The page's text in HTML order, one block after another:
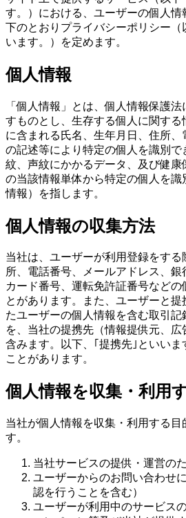
す。）における、ユーザーの個人情
下のとおりプライバシーポリシー
います。）を定めます。
個人情報
「個人情報」とは、個人情報保護
すものとし、生存する個人に関する
に含まれる氏名、生年月日、住所
の記述等により特定の個人を識別
紋、声紋にかかるデータ、及び健
の当該情報単体から特定の個人を識
情報）を指します。
個人情報の収集方法
当社は、ユーザーが利用登録をす
所、電話番号、メールアドレス、銀
カード番号、運転免許証番号などの
とがあります。また、ユーザーと
たユーザーの個人情報を含む取引記
を、当社の提携先（情報提供元、
含みます。以下、｢提携先｣といい
ことがあります。
個人情報を収集・利用
当社が個人情報を収集・利用する
す。
当社サービスの提供・運営の
ユーザーからのお問い合わせ
認を行うことを含む）
ユーザーが利用中のサービス